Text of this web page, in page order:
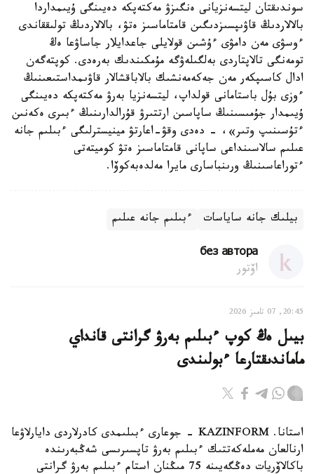
سوندىقتان ليتسەنزيانى ەنگىزۋ مەكتەپكە دەيىنگى ۇيىمداردا
بالالاردىڭ قاۋىپسىزدىگىن قامتاماسىز ەتۋ، بالالاردىڭ تولىققاندى
ءوسۋى مەن دامۋى ءۇشىن قولايلى جاعدايلار جاساۋعا ەڭ
تومەنگى تالاپتاردى بەلگىلەۋگە مۇمكىندىك بەرەدى. كوپتەگەن
ادال كاسىپكەر مەن جەكەمەنشىك بالاباقشالار قاۋىمداستىعىنىڭ
ءوزى بۇل باستامانى قولداپ، ليتسەنزيا بەرۋ مەكتەپكە دەيىنگى
ۇيىمدار جۇمىسىنىڭ ساپاسىن ارتتىرۋ قۇرالدارىنىڭ ءبىرى ەكەنىن
ءتۇسىنىپ وتىر»، - دەدى وقۋ-اعارتۋ مينيسترلىگى ءبىلىم جانە
عىلىم سالاسىنداعى ساپانى قامتاماسىز ەتۋ كوميتەتى
ءتوراعاسىنىڭ ورىنباسارى مايرا مەلدەبەكوۆا.
بيلىك جانە ساياسات ءبىلىم جانە عىلىم
без автора
اۆتور
20:45, 07 تامىز 2026
بيىل ەڭ كوپ ءبىلىم بەرۋ گرانتى قانداي
ماماندىقتارعا ءبولىندى
استانا. KAZINFORM - جوعارى ءبىلىمدى كادرلاردى دايارلاۋعا
ارنالعان مەملەكەتتىك ءبىلىم بەرۋ تاپسىرىسى شەڭبەرىندە
باكالاۆريات دەڭگەيىنە 75 مىڭنان استام ءبىلىم بەرۋ گرانتى